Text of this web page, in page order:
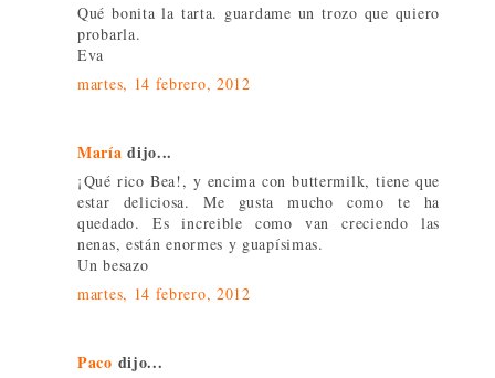
Qué bonita la tarta. guardame un trozo que quiero
probarla.
Eva
martes, 14 febrero, 2012
María dijo...
¡Qué rico Bea!, y encima con buttermilk, tiene que
estar deliciosa. Me gusta mucho como te ha
quedado. Es increible como van creciendo las
nenas, están enormes y guapísimas.
Un besazo
martes, 14 febrero, 2012
Paco dijo...